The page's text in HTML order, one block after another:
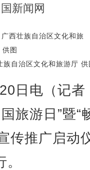
新闻网
自治区文化和旅游厅 供
日电（记者
旅游日”暨“
传推广启动